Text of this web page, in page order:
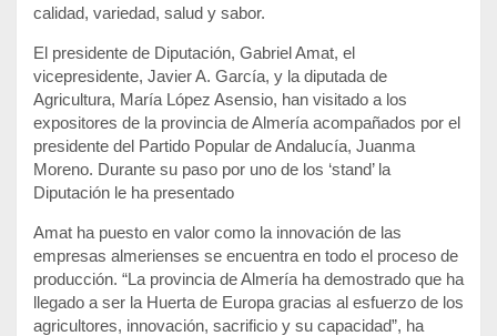
calidad, variedad, salud y sabor.
El presidente de Diputación, Gabriel Amat, el
vicepresidente, Javier A. García, y la diputada de
Agricultura, María López Asensio, han visitado a los
expositores de la provincia de Almería acompañados por el
presidente del Partido Popular de Andalucía, Juanma
Moreno. Durante su paso por uno de los ‘stand’ la
Diputación le ha presentado
Amat ha puesto en valor como la innovación de las
empresas almerienses se encuentra en todo el proceso de
producción. “La provincia de Almería ha demostrado que ha
llegado a ser la Huerta de Europa gracias al esfuerzo de los
agricultores, innovación, sacrificio y su capacidad”, ha